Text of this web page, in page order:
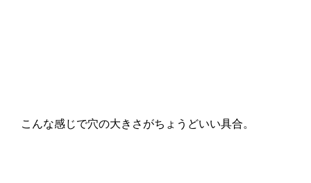
こんな感じで穴の大きさがちょうどいい具合。